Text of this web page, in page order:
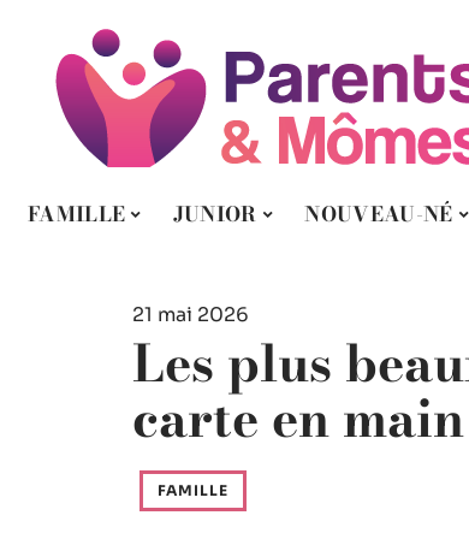
FAMILLE JUNIOR NOUVEAU-NÉ
21 mai 2026
Les plus
carte en main
FAMILLE